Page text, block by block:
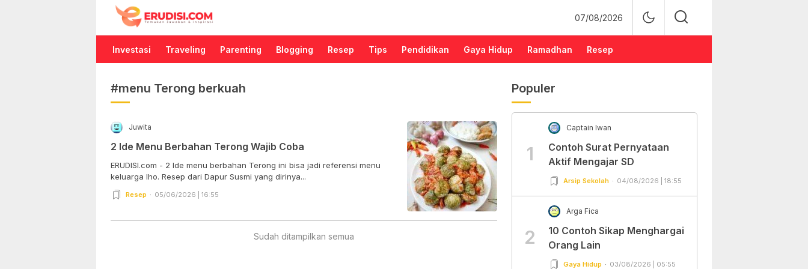
Erudisi
Temukan Jawaban dan Inspirasi
07/08/2026
Investasi Traveling Parenting Blogging Resep Tips Pendidikan Gaya Hidup Ramadhan Resep
#menu Terong berkuah
Juwita
2 Ide Menu Berbahan Terong Wajib Coba
ERUDISI.com - 2 Ide menu berbahan Terong ini bisa jadi referensi menu
keluarga lho. Resep dari Dapur Susmi yang dirinya...
Resep 05/06/2026 | 16:55
Sudah ditampilkan semua
Populer
1
Captain Iwan
Contoh Surat Pernyataan
Aktif Mengajar SD
Arsip Sekolah 04/08/2026 | 18:55
2
Arga Fica
10 Contoh Sikap Menghargai
Orang Lain
Gaya Hidup 03/08/2026 | 05:55